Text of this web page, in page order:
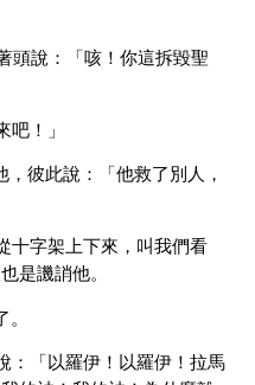
頭說：「咳！你這拆毀聖
！」
彼此說：「他救了別人，
十字架上下來，叫我們看
是譏誚他。
：「以羅伊！以羅伊！拉馬